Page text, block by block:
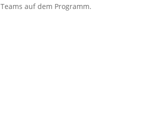
Teams auf dem Programm.